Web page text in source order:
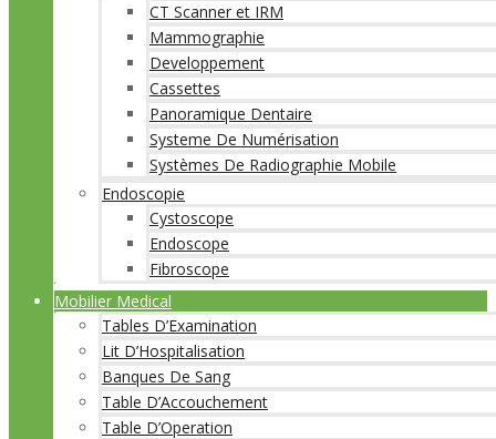
CT Scanner et IRM
Mammographie
Developpement
Cassettes
Panoramique Dentaire
Systeme De Numérisation
Systèmes De Radiographie Mobile
Endoscopie
Cystoscope
Endoscope
Fibroscope
Mobilier Medical
Tables D’Examination
Lit D’Hospitalisation
Banques De Sang
Table D’Accouchement
Table D’Operation